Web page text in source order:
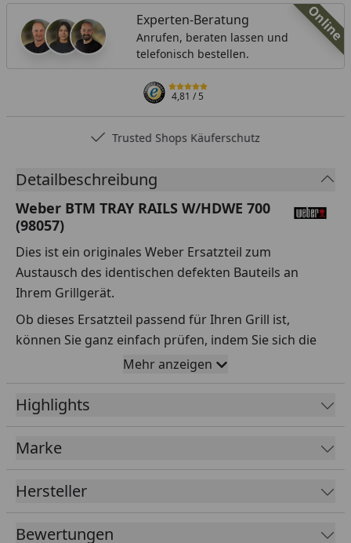
Online
Experten-Beratung
Anrufen, beraten lassen und
telefonisch bestellen.
4,81/ 5
Trusted Shops Käuferschutz
Detailbeschreibung
Weber BTM TRAY RAILS W/HDWE 700
(98057)
Dies ist ein originales Weber Ersatzteil zum
Austausch des identischen defekten Bauteils an
Ihrem Grillgerät.
Ob dieses Ersatzteil passend für Ihren Grill ist,
können Sie ganz einfach prüfen, indem Sie sich die
Explosionszeichnung Ihres Grills anschauen und dort
das betreffende Teil heraussuchen.
Über die Seriennummer Ihres Grillgeräts kommen Sie
ganz einfach zur passenden Explosionszeichnung.
Geben Sie dafür die Seriennummer
Sollte Ihnen nicht bekannt sein, wo Sie die
Seriennummer finden, klicken Sie bitteHIER.
Mehr anzeigen
Highlights
Marke
Hersteller
Bewertungen